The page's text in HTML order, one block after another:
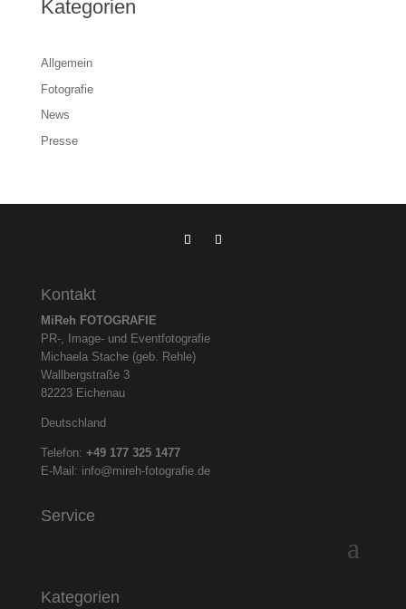
Kategorien
Allgemein
Fotografie
News
Presse
Kontakt
MiReh FOTOGRAFIE
PR-, Image- und Eventfotografie
Michaela Stache (geb. Rehle)
Wallbergstraße 3
82223 Eichenau
Deutschland
Telefon: +49 177 325 1477
E-Mail: info@mireh-fotografie.de
Service
Kategorien